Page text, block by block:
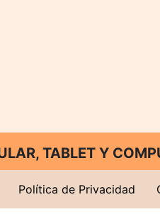
TABLET Y
Política de Privacidad